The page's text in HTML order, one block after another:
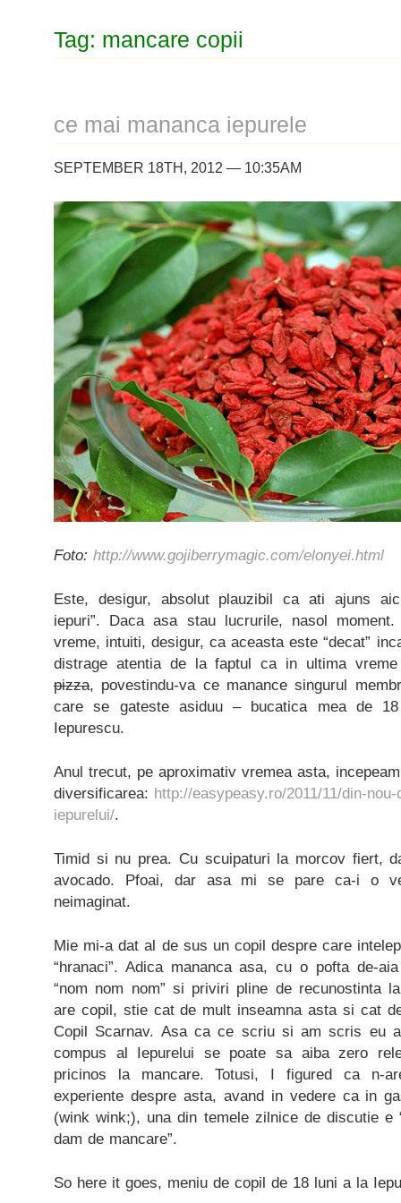
Tag: mancare copii
ce mai mananca iepurele
SEPTEMBER 18TH, 2012 — 10:35AM
Foto: http://www.gojiberrymagic.com/elonyei.html
Este, desigur, absolut plauzibil ca ati ajuns
iepuri”. Daca asa stau lucrurile, nasol
vreme, intuiti, desigur, ca aceasta este “decat”
distrage atentia de la faptul ca in ultima
pizza, povestindu-va ce manance singurul
care se gateste asiduu – bucatica mea de
Iepurescu.
Anul trecut, pe aproximativ vremea asta, incepeam
diversificarea: http://easypeasy.ro/2011/11/din-
iepurelui/.
Timid si nu prea. Cu scuipaturi la morcov fiert,
avocado. Pfoai, dar asa mi se pare ca-i o
neimaginat.
Mie mi-a dat al de sus un copil despre care
“hranaci”. Adica mananca asa, cu o pofta de-
“nom nom nom” si priviri pline de recunostinta
are copil, stie cat de mult inseamna asta si cat
Copil Scarnav. Asa ca ce scriu si am scris eu
compus al Iepurelui se poate sa aiba zero
pricinos la mancare. Totusi, I figured ca n-
experiente despre asta, avand in vedere ca in
(wink wink;), una din temele zilnice de discutie e
dam de mancare”.
So here it goes, meniu de copil de 18 luni a la